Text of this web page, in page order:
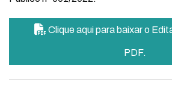
Clique aqui para baixar o
PDF.